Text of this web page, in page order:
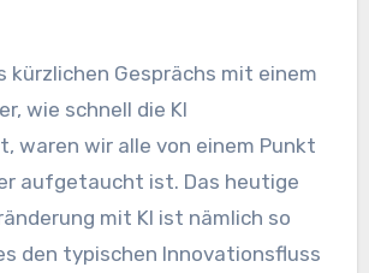
kürzlichen Gesprächs mit einem
wie schnell die KI
waren wir alle von einem Punkt
aufgetaucht ist. Das heutige
mit KI ist nämlich so
den typischen Innovationsfluss